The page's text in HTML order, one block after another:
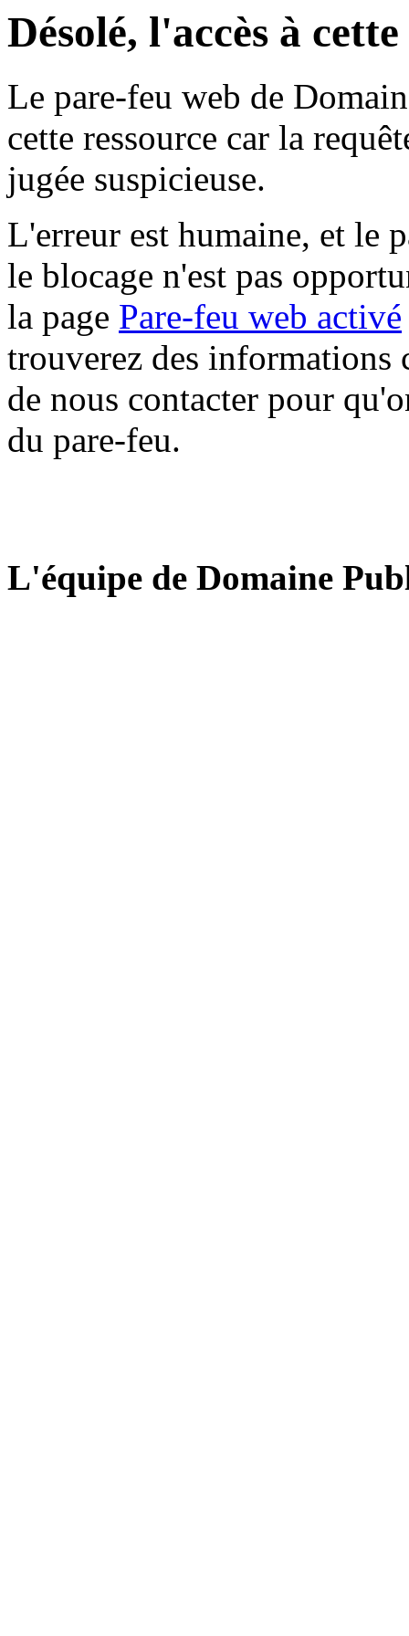
Désolé, l'accès à
Le pare-feu web de
cette ressource car la
jugée suspicieuse.
L'erreur est humaine, et le
le blocage n'est pas
la page Pare-feu web activé
trouverez des informations
de nous contacter pour
du pare-feu.
L'équipe de Domaine